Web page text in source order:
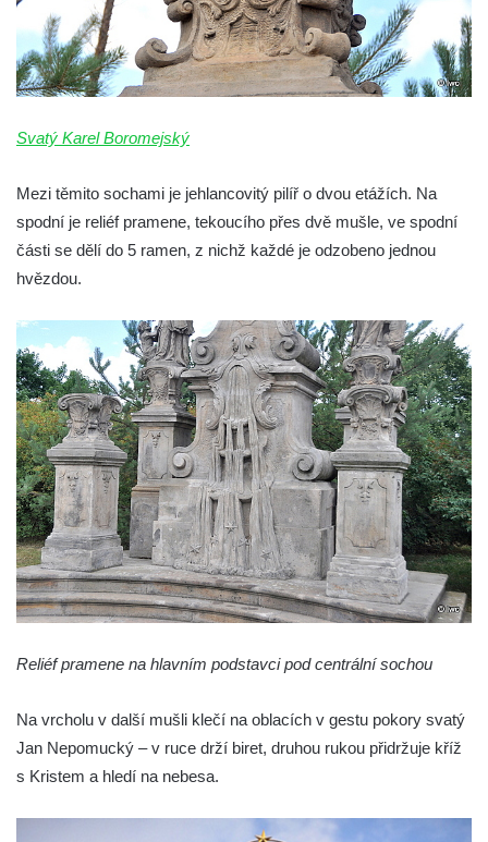
Sloup s kaplicemi v Místě
Sloup Nejsvětější Trojice v Místě
Sloup se sochou Ukřižovaného v Místě
Sloup Panny Marie ve Stráži pod Ralskem
Sloup se sochami sv. Jana Nepomuckého,
sv. Karla Boromejského a sv. Alžběty
sv. Vojtěcha a sv. Václava v Mostě
Sloup Nejsvětější Trojice v Dubé
Sloup Nejsvětější Trojice v Dubé-Novém
Berštejně
Sloup svatého Floriána na nádvoří hradu
Seeberg
Sloup Panny Marie Bolestné v Brtníkách
Socha sv. Václava u kostela Nanebevzetí
Panny Marie v Žatci
Socha svaté Afry u kostela Nanebevzetí
Socha sv. Maří Magdaleny u kostela
Nanebevzetí Panny Marie v Žatci
Svatý Karel Boromejský
Mezi těmito sochami je jehlancovitý pilíř o dvou etážích. Na
spodní je reliéf pramene, tekoucího přes dvě mušle, ve spodní
části se dělí do 5 ramen, z nichž každé je odzobeno jednou
hvězdou.
Reliéf pramene na hlavním podstavci pod centrální sochou
Na vrcholu v další mušli klečí na oblacích v gestu pokory svatý
Jan Nepomucký – v ruce drží biret, druhou rukou přidržuje kříž
s Kristem a hledí na nebesa.